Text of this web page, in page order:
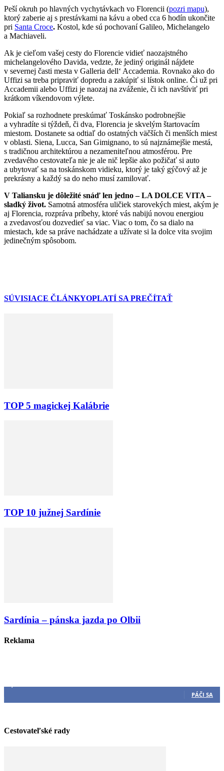
Peší okruh po hlavných vychytávkach vo Florencii (pozri mapu),
ktorý zaberie aj s prestávkami na kávu a obed cca 6 hodín ukončite
pri Santa Croce. Kostol, kde sú pochovaní Galileo, Michelangelo
a Machiaveli.
Ak je cieľom vašej cesty do Florencie vidieť naozajstného
michelangelového Davida, vedzte, že jediný originál nájdete
v severnej časti mesta v Galleria dell‘ Accademia. Rovnako ako do
Uffizi sa treba pripraviť dopredu a zakúpiť si lístok online. Či už pri
Accademii alebo Uffizi je naozaj na zváženie, či ich navštíviť pri
krátkom víkendovom výlete.
Pokiaľ sa rozhodnete preskúmať Toskánsko podrobnejšie
a vyhradíte si týždeň, či dva, Florencia je skvelým štartovacím
miestom. Dostanete sa odtiaľ do ostatných väčších či menších miest
v oblasti. Siena, Lucca, San Gimignano, to sú najznámejšie mestá,
s tradičnou architektúrou a nezameniteľnou atmosférou. Pre
zvedavého cestovateľa nie je ale nič lepšie ako požičať si auto
a ubytovať sa na toskánskom vidieku, ktorý je taký gýčový až je
prekrásny a každý sa do neho musí zamilovať.
V Taliansku je dôležité snáď len jedno – LA DOLCE VITA –
sladký život. Samotná atmosféra uličiek starovekých miest, akým je
aj Florencia, rozpráva príbehy, ktoré vás nabijú novou energiou
a zvedavosťou dozvedieť sa viac. Viac o tom, čo sa dialo na
miestach, kde sa práve nachádzate a užívate si la dolce vita svojim
jedinečným spôsobom.
SÚVISIACE ČLÁNKYOPLATÍ SA PREČÍTAŤ
TOP 5 magickej Kalábrie
TOP 10 južnej Sardínie
Sardínia – pánska jazda po Olbii
Reklama
PÁČI SA
Cestovateľské rady